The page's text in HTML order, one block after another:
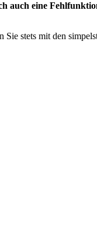
auch eine
Sie stets mit den